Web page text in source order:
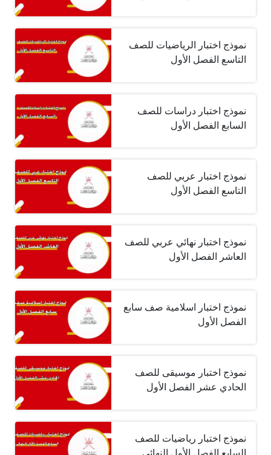
نموذج اختبار الرياضيات للصف
التاسع الفصل الأول
نموذج اختبار دراسات للصف
السابع الفصل الأول
نموذج اختبار عربي للصف
التاسع الفصل الأول
نموذج اختبار نهائي عربي للصف
العاشر الفصل الأول
نموذج اختبار اسلامية صف سابع
الفصل الأول
نموذج اختبار موسيقى للصف
الحادي عشر الفصل الأول
نموذج اختبار رياضيات للصف
السابع الفصل الأول النهائي